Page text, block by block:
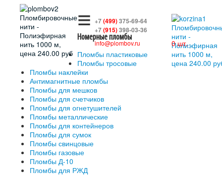
+7(499)375-69-64
+7(915)398-03-36
info@plombov.ru 0 шт.
≡
Номерные пломбы
Пломбы пластиковые
Пломбы тросовые
Пломбы наклейки
Антимагнитные пломбы
Пломбы для мешков
Пломбы для счетчиков
Пломбы для огнетушителей
Пломбы металлические
Пломбы для контейнеров
Пломбы для сумок
Пломбы свинцовые
Пломбы газовые
Пломбы Д-10
Пломбы для РЖД